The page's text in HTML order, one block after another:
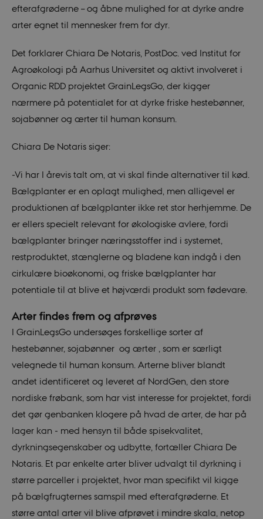
efterafgrøderne – og åbne mulighed for at dyrke andre
arter egnet til mennesker frem for dyr.
Det forklarer Chiara De Notaris, PostDoc. ved Institut for
Agroøkologi på Aarhus Universitet og aktivt involveret i
Organic RDD projektet GrainLegsGo, der kigger
nærmere på potentialet for at dyrke friske hestebønner,
sojabønner og ærter til human konsum.
Chiara De Notaris siger:
-Vi har I årevis talt om, at vi skal finde alternativer til kød.
Bælgplanter er en oplagt mulighed, men alligevel er
produktionen af bælgplanter ikke ret stor herhjemme. De
er ellers specielt relevant for økologiske avlere, fordi
bælgplanter bringer næringsstoffer ind i systemet,
restproduktet, stænglerne og bladene kan indgå i den
cirkulære bioøkonomi, og friske bælgplanter har
potentiale til at blive et højværdi produkt som fødevare.
Arter findes frem og afprøves
I GrainLegsGo undersøges forskellige sorter af
hestebønner, sojabønner og ærter , som er særligt
velegnede til human konsum. Arterne bliver blandt
andet identificeret og leveret af NordGen, den store
nordiske frøbank, som har vist interesse for projektet, fordi
det gør genbanken klogere på hvad de arter, de har på
lager kan - med hensyn til både spisekvalitet,
dyrkningsegenskaber og udbytte, fortæller Chiara De
Notaris. Et par enkelte arter bliver udvalgt til dyrkning i
større parceller i projektet, hvor man specifikt vil kigge
på bælgfrugternes samspil med efterafgrøderne. Et
større antal arter vil blive afprøvet i mindre skala, netop